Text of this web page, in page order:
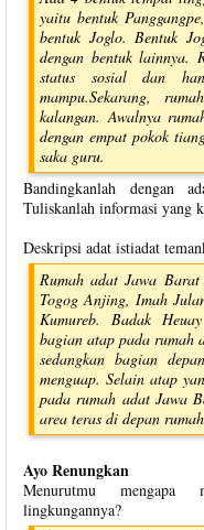
yaitu bentuk
bentuk Joglo. Bentuk
dengan bentuk lainnya.
status sosial dan
mampu.Sekarang,
kalangan. Awalnya
dengan empat pokok
saka guru.
Bandingkanlah dengan
Tuliskanlah informasi yang
Deskripsi adat istiadat
Rumah adat Jawa
Togog Anjing, Imah
Kumureb. Badak
bagian atap pada rumah
sedangkan bagian
menguap. Selain atap
pada rumah adat Jawa
area teras di depan
Ayo Renungkan
Menurutmu mengapa
lingkungannya?